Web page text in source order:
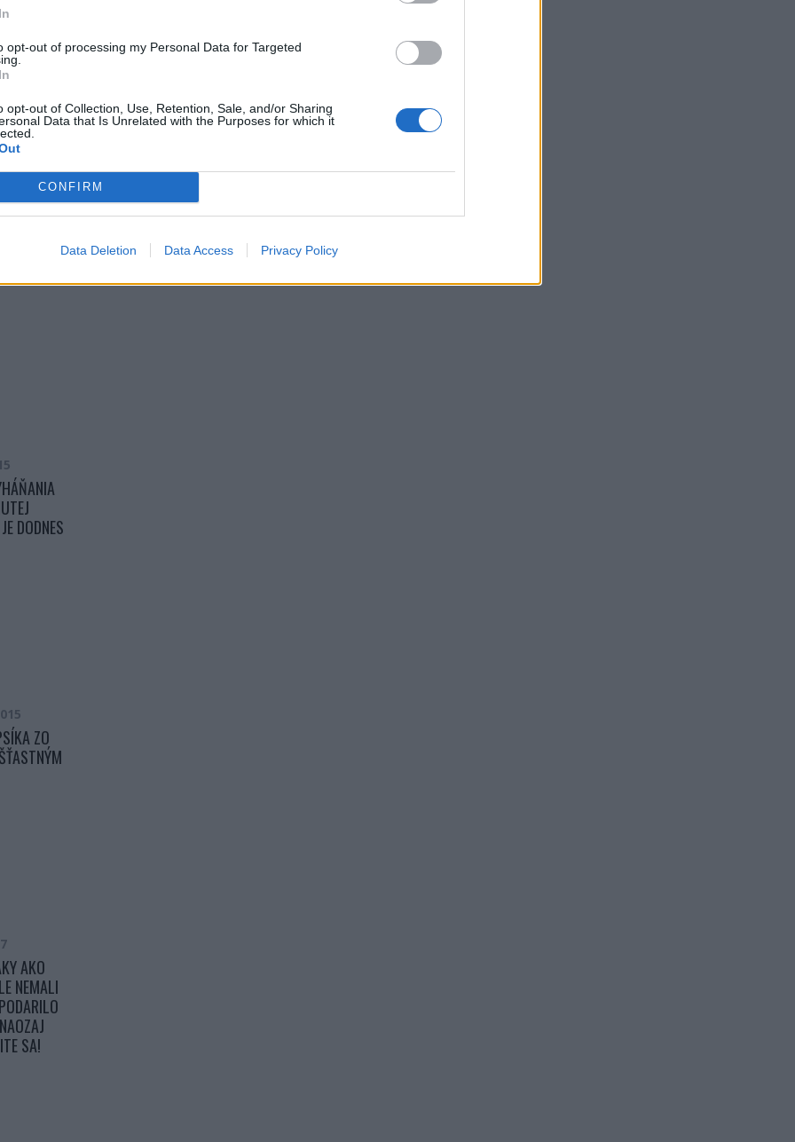
opt-out of processing my Personal Data for Targeted
opt-out of Collection, Use, Retention, Sale, and/or Sharing
Data that Is Unrelated with the Purposes for which it
CONFIRM
Data Deletion Data Access Privacy Policy
Aký je tvoj názor?
loading...
DODNES
ZO
AKO
NEMALI
SA!